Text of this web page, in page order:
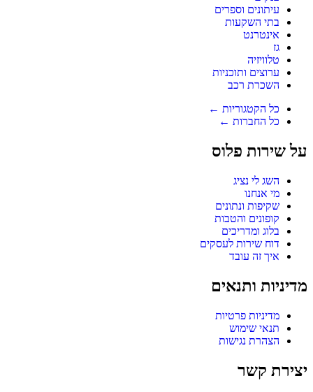
עיתונים וספרים
בתי השקעות
אינטרנט
גז
טלוויזיה
ערוצים ותוכניות
השכרת רכב
כל הקטגוריות ←
כל החברות ←
על שירות פלוס
השג לי נציג
מי אנחנו
שקיפות ונתונים
קופונים והטבות
בלוג ומדריכים
דוח שירות לעסקים
איך זה עובד
מדיניות ותנאים
מדיניות פרטיות
תנאי שימוש
הצהרת נגישות
יצירת קשר